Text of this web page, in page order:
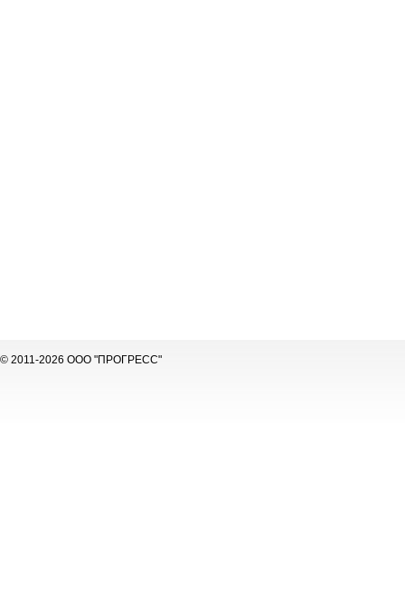
© 2011-2026 ООО "ПРОГРЕСС"